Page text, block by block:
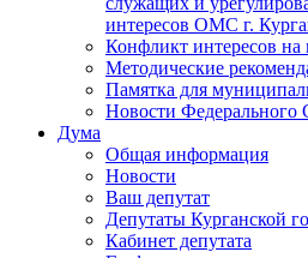
интересов ОМС г.
Конфликт интересов
Методические
Памятка для
Новости Федерального
Дума
Общая информация
Новости
Ваш депутат
Депутаты Курганской
Кабинет депутата